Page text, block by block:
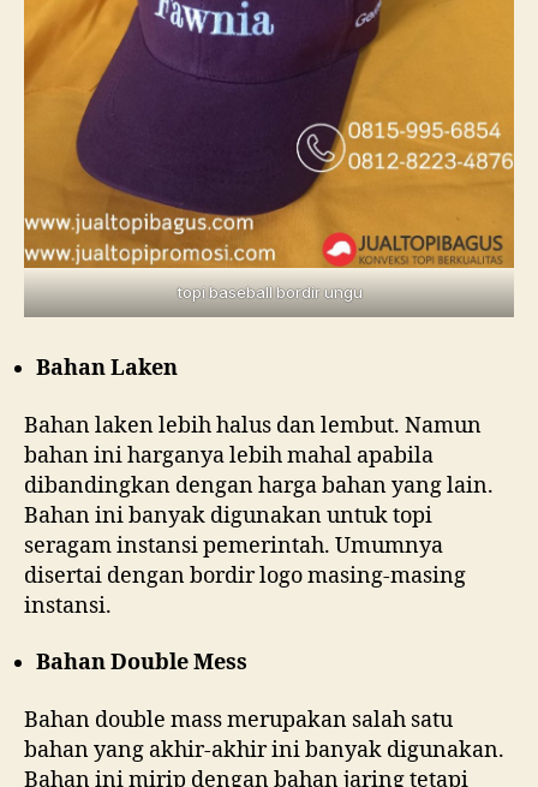
topi baseball bordir ungu
Bahan Laken
Bahan laken lebih halus dan lembut. Namun
bahan ini harganya lebih mahal apabila
dibandingkan dengan harga bahan yang lain.
Bahan ini banyak digunakan untuk topi
seragam instansi pemerintah. Umumnya
disertai dengan bordir logo masing-masing
instansi.
Bahan Double Mess
Bahan double mass merupakan salah satu
bahan yang akhir-akhir ini banyak digunakan.
Bahan ini mirip dengan bahan jaring tetapi